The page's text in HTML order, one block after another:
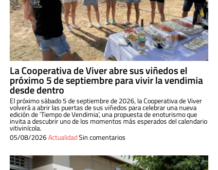
La Cooperativa de Viver abre sus viñedos el
próximo 5 de septiembre para vivir la vendimia
desde dentro
El próximo sábado 5 de septiembre de 2026, la Cooperativa de Viver
volverá a abrir las puertas de sus viñedos para celebrar una nueva
edición de ‘Tiempo de Vendimia’, una propuesta de enoturismo que
invita a descubrir uno de los momentos más esperados del calendario
vitivinícola.
05/08/2026ActualidadSin comentarios